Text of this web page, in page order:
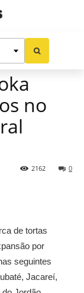
no
0
2162
de tortas
por
seguintes
Jacareí,